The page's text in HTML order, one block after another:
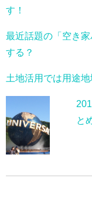
す！
最近話題の「空き
する？
土地活用では用途
と